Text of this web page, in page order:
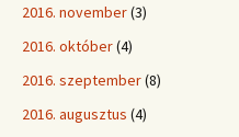
2016. november(3)
2016. október(4)
2016. szeptember(8)
2016. augusztus (4)